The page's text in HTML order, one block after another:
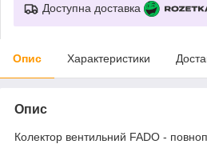
Доступна доставка
Опис Характеристики
Опис
Колектор вентильний FADO -